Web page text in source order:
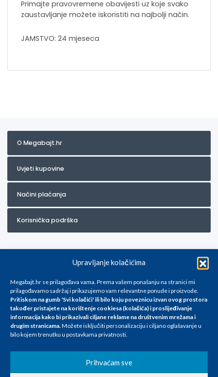
Upravljanje kolačićima
Megabajt.hr se prilagođava vama. Prema vašem ponašanju na stranici mi
prilagođavamo sadržaj i prikazujemo vam relevantne ponude i proizvode.
Pritiskom na gumb 'Svi kolačići' ili bilo koju poveznicu izvan ovog prostora
također pristajete na korištenje cookiesa (kolačića) i proslijeđivanje
informacija kako bi prikazivali ciljane reklame na društvenim mrežama i
drugim stranicama.Možete isključiti personalizaciju i ciljano oglašavanje u
bilo kojem trenutku u postavkama privatnosti.
Prihvaćam sve
Primajte pravovremene obavijesti uz koje svako
zaustavljanje možete iskoristiti na najbolji način.
JAMSTVO: 24 mjeseca
O Megabajt.hr
Uvjeti kupovine
Načini plaćanja
Korisnička podrška
Za artikle kojih trenutno nema u ponudi obratite nam se na
info@megabajt.hr. Sve cijene su informativnog karaktera i podložne su
promjenama, a
iskazane su za avansno plaćanje(gotovina) u Eurima i uključuju PDV. Sve
se razlikovati od cijena u našim poslovnicama. Trudimo se dati što bolji
i točniji opis i sliku. Unatoč tome, ne možemo garantirati da su svi